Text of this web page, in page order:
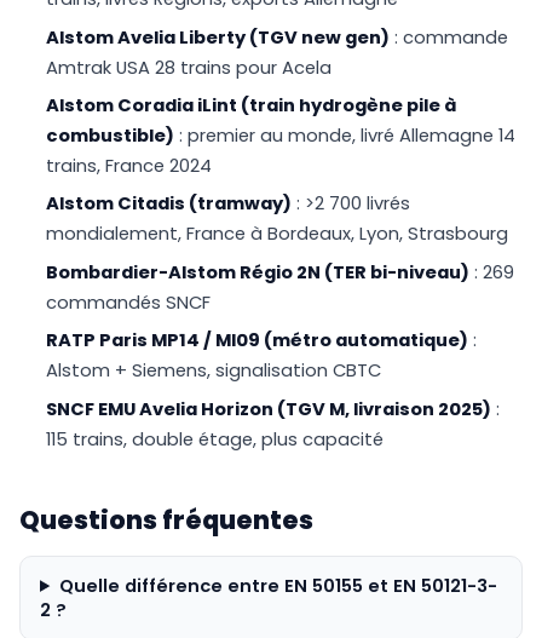
Alstom Avelia Liberty (TGV new gen) : commande
Amtrak USA 28 trains pour Acela
Alstom Coradia iLint (train hydrogène pile à
combustible) : premier au monde, livré Allemagne 14
trains, France 2024
Alstom Citadis (tramway) : >2 700 livrés
mondialement, France à Bordeaux, Lyon, Strasbourg
Bombardier-Alstom Régio 2N (TER bi-niveau) : 269
commandés SNCF
RATP Paris MP14 / MI09 (métro automatique) :
Alstom + Siemens, signalisation CBTC
SNCF EMU Avelia Horizon (TGV M, livraison 2025) :
115 trains, double étage, plus capacité
Questions fréquentes
Quelle différence entre EN 50155 et EN 50121-3-
2 ?